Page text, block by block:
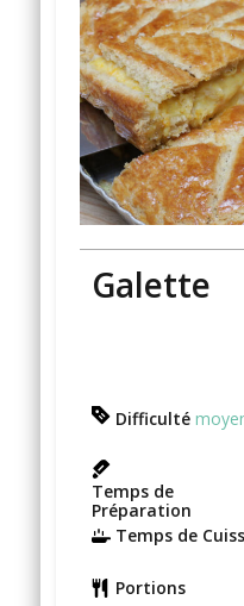
Galette
Difficulté
Temps de
Préparation
Temps de
Portions